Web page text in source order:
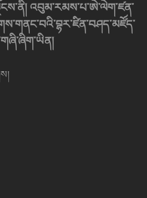
འབུམ་རམས་པ་ཨེ་ལེག་ཛན་